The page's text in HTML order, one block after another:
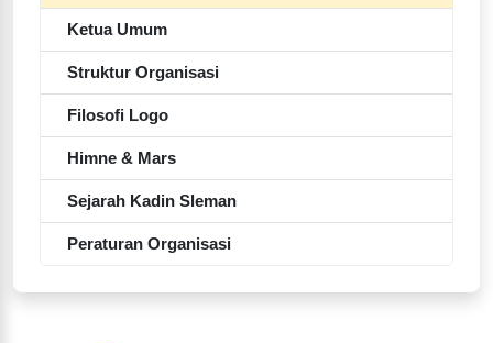
Ketua Umum
Struktur Organisasi
Filosofi Logo
Himne & Mars
Sejarah Kadin Sleman
Peraturan Organisasi